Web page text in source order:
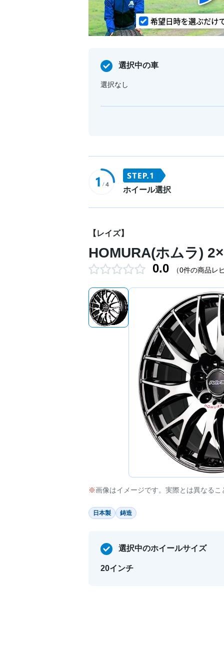
選択中の車
選択なし
ホイール選択
【レイズ】
HOMURA(ホムラ)
0.0 （0件の商品レ
画像はイメージです。実際とは異なるこ
日本製 鋳造
選択中のホイールサイズ
20インチ